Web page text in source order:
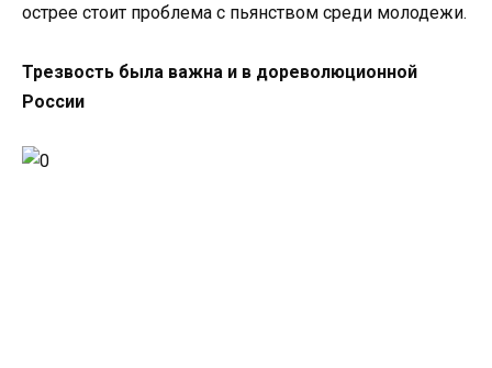
острее стоит проблема с пьянством среди молодежи.
Трезвость была важна и в дореволюционной
России